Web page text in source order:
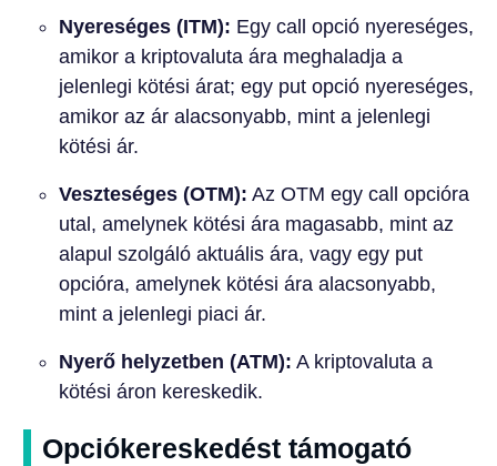
Nyereséges (ITM): Egy call opció nyereséges,
amikor a kriptovaluta ára meghaladja a
jelenlegi kötési árat; egy put opció nyereséges,
amikor az ár alacsonyabb, mint a jelenlegi
kötési ár.
Veszteséges (OTM): Az OTM egy call opcióra
utal, amelynek kötési ára magasabb, mint az
alapul szolgáló aktuális ára, vagy egy put
opcióra, amelynek kötési ára alacsonyabb,
mint a jelenlegi piaci ár.
Nyerő helyzetben (ATM): A kriptovaluta a
kötési áron kereskedik.
Opciókereskedést támogató